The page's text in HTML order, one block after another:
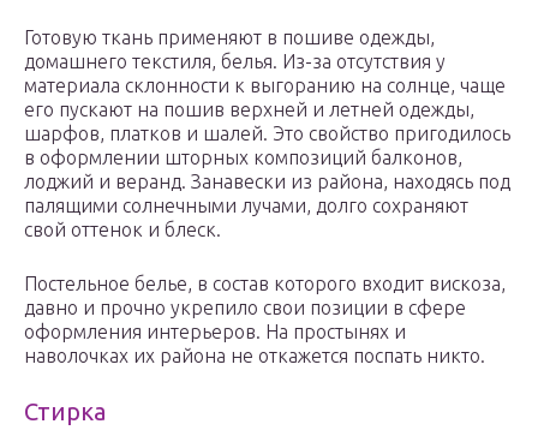
Готовую ткань применяют в пошиве одежды,
домашнего текстиля, белья. Из-за отсутствия у
материала склонности к выгоранию на солнце, чаще
его пускают на пошив верхней и летней одежды,
шарфов, платков и шалей. Это свойство пригодилось
в оформлении шторных композиций балконов,
лоджий и веранд. Занавески из района, находясь под
палящими солнечными лучами, долго сохраняют
свой оттенок и блеск.
Постельное белье, в состав которого входит вискоза,
давно и прочно укрепило свои позиции в сфере
оформления интерьеров. На простынях и
наволочках их района не откажется поспать никто.
Стирка